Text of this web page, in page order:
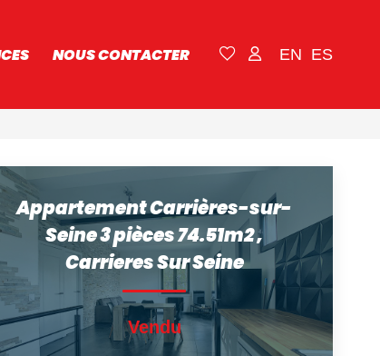
NOUS CONTACTER EN ES
Appartement Carrières-sur-
Seine 3 pièces 74.51m2,
Carrieres Sur Seine
Vendu